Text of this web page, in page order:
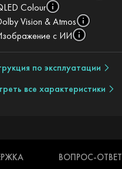
Colour
Vision & Atmos
с ИИ
по эксплуатации
все характеристики
ВОПРОС-ОТВЕТ